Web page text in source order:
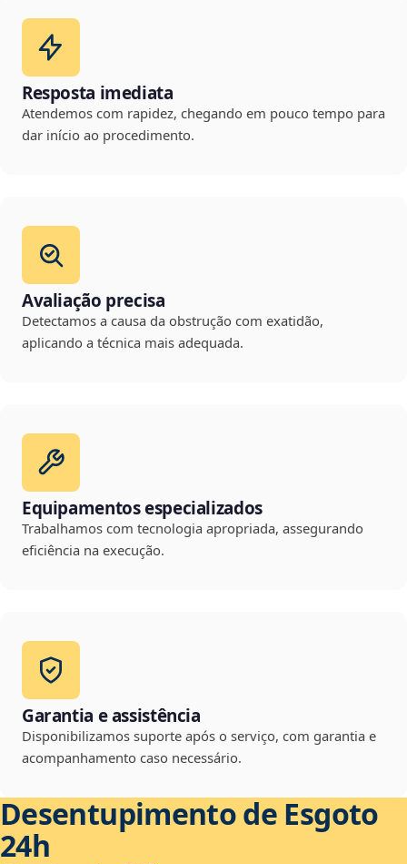
Resposta imediata
Atendemos com rapidez, chegando em pouco tempo para
dar início ao procedimento.
Avaliação precisa
Detectamos a causa da obstrução com exatidão,
aplicando a técnica mais adequada.
Equipamentos especializados
Trabalhamos com tecnologia apropriada, assegurando
eficiência na execução.
Garantia e assistência
Disponibilizamos suporte após o serviço, com garantia e
acompanhamento caso necessário.
Desentupimento de Esgoto
24h